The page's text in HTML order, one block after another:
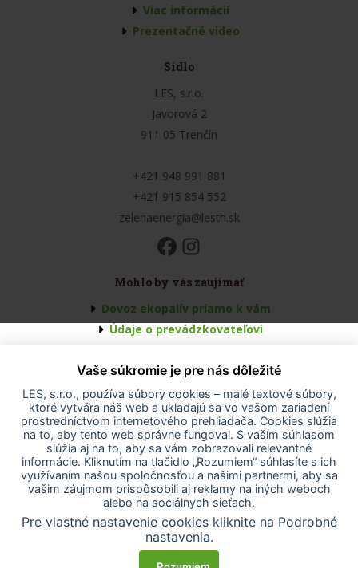
Viac informácií
Prezentačné video
Sídlo
LES, s.r.o.
Javorová 2
911 05 Trenčín
+421 948 991 881
+421 915 854 552
zelenaenergia@lestn.sk
Mohlo by vás zaujímať
Dovoz ekopalív priamo k vám
Údaje o prevádzkovateľovi
Odstúpenie od zmluvy
Odstúpenie od zmluvy - formulár
Reklamačný poriadok
Ochrana osobných údajov
Vyhlásenie o prístupnosti
Projekt EÚ
Nastavenia cookies
Vaše súkromie je pre nás dôležité
LES, s.r.o., používa súbory cookies – malé textové súbory,
ktoré vytvára náš web a ukladajú sa vo vašom zariadení
prostredníctvom internetového prehliadača. Cookies slúžia
na to, aby tento web správne fungoval. S vaším súhlasom
slúžia aj na to, aby sa vám zobrazovali relevantné
informácie. Kliknutím na tlačidlo „Rozumiem“ súhlasíte s ich
využívaním našou spoločnosťou a našimi partnermi, aby sa
vašim záujmom prispôsobili aj reklamy na iných weboch
alebo na sociálnych sieťach.
Pre vlastné nastavenie cookies kliknite na Podrobné
nastavenia.